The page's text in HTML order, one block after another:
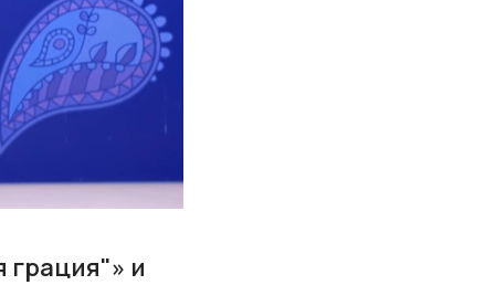
грация"» и